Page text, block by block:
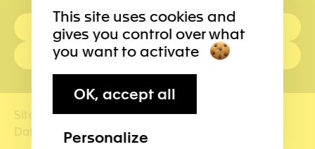
FIRST AID : 144
POLICE: 117
Site map Terms of use
Impressum
Data management
This site uses cookies and
gives you control over what
you want to activate
OK, accept all
Personalize